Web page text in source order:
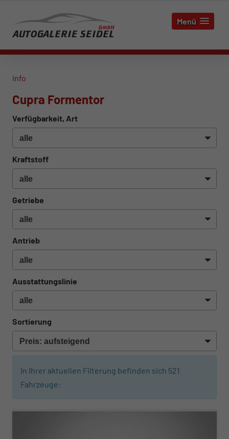
Menü
info
Cupra Formentor
Verfügbarkeit, Art
Kraftstoff
Getriebe
Antrieb
Ausstattungslinie
Sortierung
In Ihrer aktuellen Filterung befinden sich 521
Fahrzeuge:
ab 464,– € mtl.